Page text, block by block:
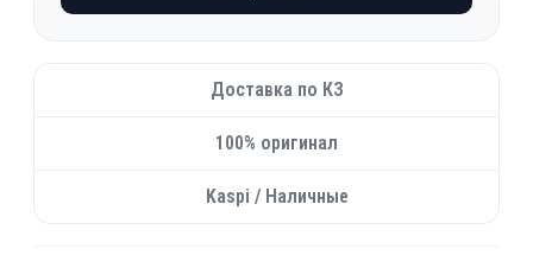
Доставка по КЗ
100% оригинал
Kaspi / Наличные